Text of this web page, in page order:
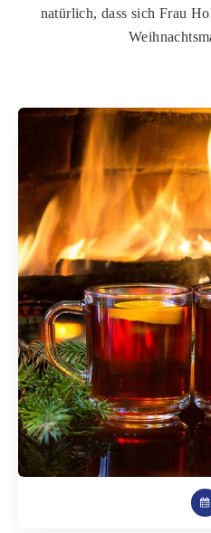
natürlich, dass sich Frau